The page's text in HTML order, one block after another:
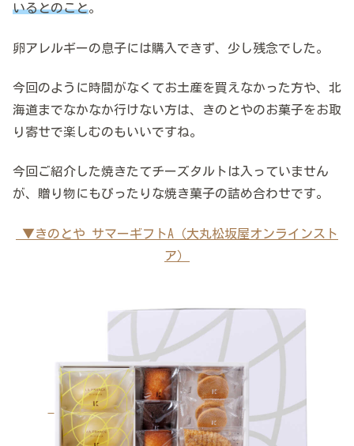
いるとのこと。
卵アレルギーの息子には購入できず、少し残念でした。
今回のように時間がなくてお土産を買えなかった方や、北
海道までなかなか行けない方は、きのとやのお菓子をお取
り寄せで楽しむのもいいですね。
今回ご紹介した焼きたてチーズタルトは入っていません
が、贈り物にもぴったりな焼き菓子の詰め合わせです。
▼きのとや サマーギフトA（大丸松坂屋オンラインスト
ア）